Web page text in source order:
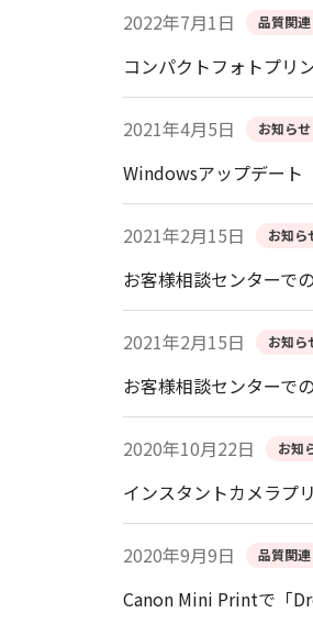
2022年7月1日 品質関連
コンパクトフォトプリ
2021年4月5日 お知らせ
Windowsアップデート
2021年2月15日 お知ら
お客様相談センターで
2021年2月15日 お知ら
お客様相談センターで
2020年10月22日 お知
インスタントカメラプ
2020年9月9日 品質関連
Canon Mini Printで「